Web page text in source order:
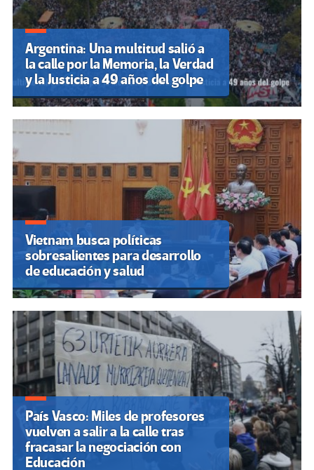
Argentina: Una multitud salió a
la calle por la Memoria, la Verdad
y la Justicia a 49 años del golpe
Vietnam busca políticas
sobresalientes para desarrollo
de educación y salud
País Vasco: Miles de profesores
vuelven a salir a la calle tras
fracasar la negociación con
Educación